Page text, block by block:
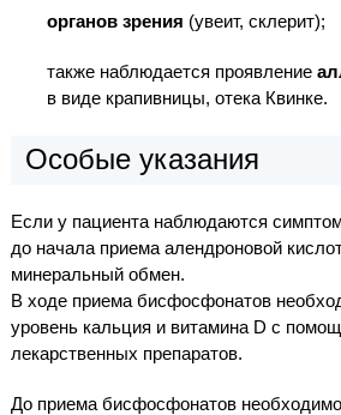
органов зрения (увеит, склерит);
также наблюдается проявление
в виде крапивницы, отека Квинке.
Особые указания
Если у пациента наблюдаются
до начала приема алендроновой
минеральный обмен.
В ходе приема бисфосфонатов
уровень кальция и витамина D с
лекарственных препаратов.
До приема бисфосфонатов